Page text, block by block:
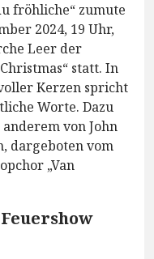
fröhliche“ zumute
2024, 19 Uhr,
Leer der
statt. In
Kerzen spricht
Worte. Dazu
von John
dargeboten vom
„Van